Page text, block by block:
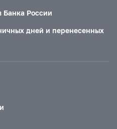
Банка России
дней и перенесенных